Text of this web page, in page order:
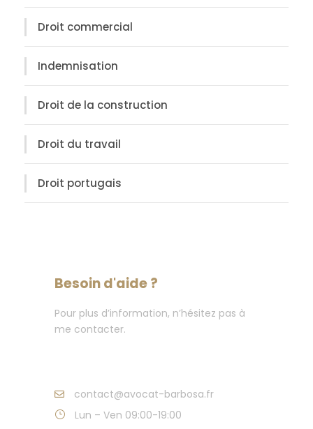
Droit commercial
Indemnisation
Droit de la construction
Droit du travail
Droit portugais
Besoin d'aide ?
Pour plus d’information, n’hésitez pas à
me contacter.
contact@avocat-barbosa.fr
Lun – Ven 09:00-19:00